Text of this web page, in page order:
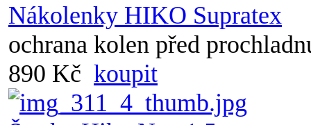
Nákolenky HIKO Supratex
ochrana kolen před
890 Kč koupit